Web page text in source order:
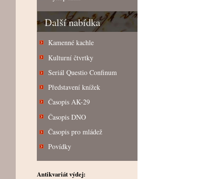
Další nabídka
Kamenné kachle
Kulturní čtvrtky
Seriál Questio Confinum
Představení knížek
Časopis AK-29
Časopis DNO
Časopis pro mládež
Povídky
Antikvariát výdej: